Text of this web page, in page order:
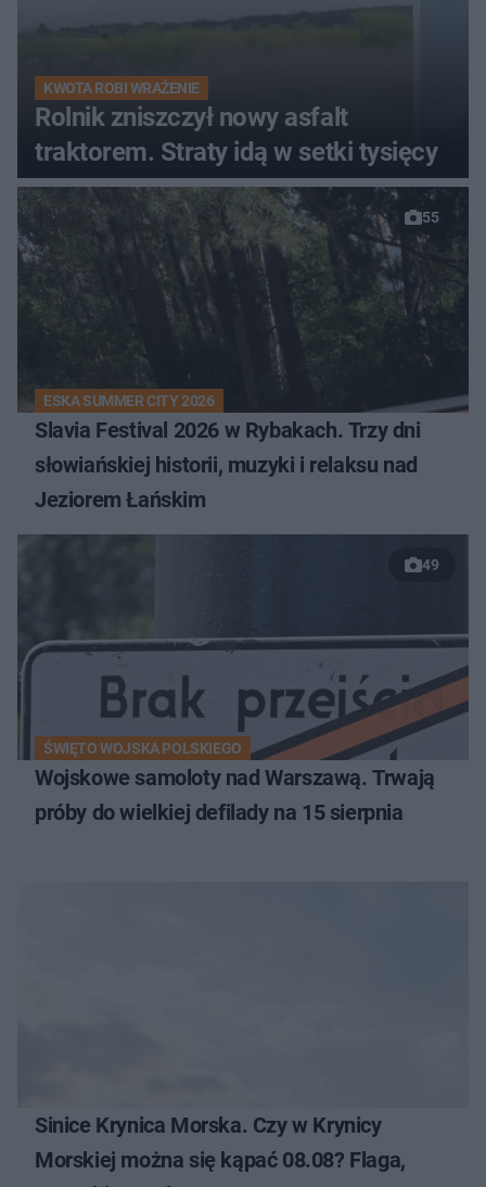
KWOTA ROBI WRAŻENIE
Rolnik zniszczył nowy asfalt
traktorem. Straty idą w setki tysięcy
55
ESKA SUMMER CITY 2026
Slavia Festival 2026 w Rybakach. Trzy dni
słowiańskiej historii, muzyki i relaksu nad
Jeziorem Łańskim
49
ŚWIĘTO WOJSKA POLSKIEGO
Wojskowe samoloty nad Warszawą. Trwają
próby do wielkiej defilady na 15 sierpnia
Sinice Krynica Morska. Czy w Krynicy
Morskiej można się kąpać 08.08? Flaga,